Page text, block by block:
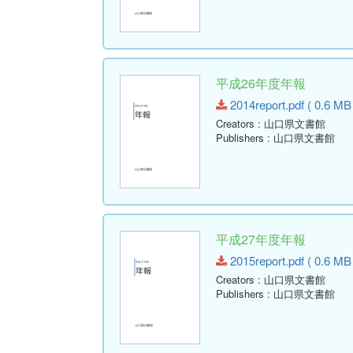
平成26年度年報
2014report.pdf ( 0.6
Creators : 山口県文書館
Publishers : 山口県文書館
平成27年度年報
2015report.pdf ( 0.6
Creators : 山口県文書館
Publishers : 山口県文書館